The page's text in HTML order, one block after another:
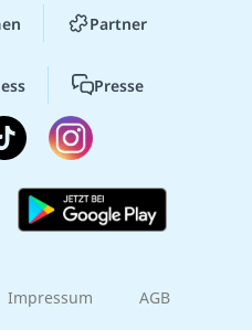
Partner
Presse
Impressum AGB